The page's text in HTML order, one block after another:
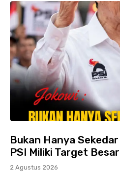
Bukan Hanya
PSI Miliki Target
2 Agustus 2026